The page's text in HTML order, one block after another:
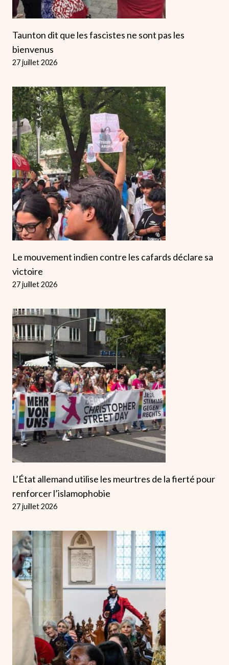
Taunton dit que les fascistes ne sont pas les
bienvenus
27 juillet 2026
Le mouvement indien contre les cafards déclare sa
victoire
27 juillet 2026
L’État allemand utilise les meurtres de la fierté pour
renforcer l’islamophobie
27 juillet 2026